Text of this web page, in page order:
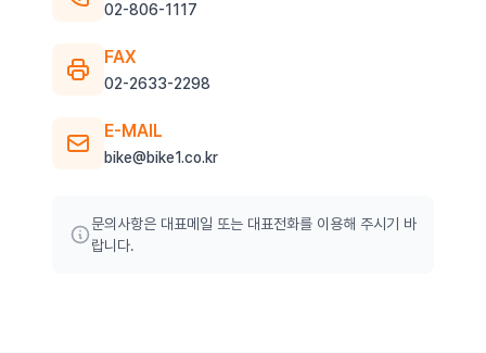
02-806-1117
FAX
02-2633-2298
E-MAIL
bike@bike1.co.kr
문의사항은 대표메일 또는 대표전화를 이용해 주시기 바
랍니다.